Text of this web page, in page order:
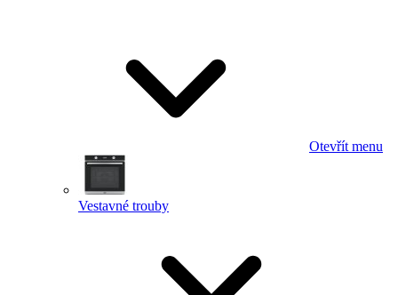
Otevřít menu
Vestavné trouby